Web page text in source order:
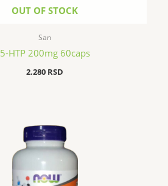
OUT OF STOCK
San
5-HTP 200mg 60caps
2.280 RSD